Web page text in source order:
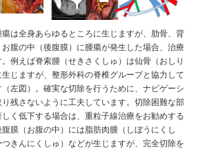
は全身あらゆるところに生じますが、肋骨、背
腹の中（後腹膜）に腫瘍が発生した場合、治療
例えば脊索腫（せきさくしゅ）は仙骨（おしり
じますが、整形外科の脊椎グループと協力して
左図）。確実な切除を行うために、ナビゲーシ
残さないように工夫しています。切除困難な部
く低下する場合は、重粒子線治療をお勧めする
膜（お腹の中）には脂肪肉腫（しぼうにくし
きんにくしゅ）などが生じますが、完全切除を